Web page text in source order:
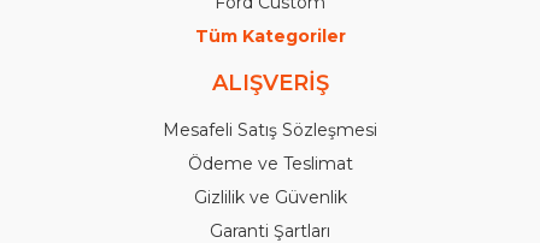
Tüm Kategoriler
ALIŞVERİŞ
Mesafeli Satış Sözleşmesi
Ödeme ve Teslimat
Gizlilik ve Güvenlik
Garanti Şartları